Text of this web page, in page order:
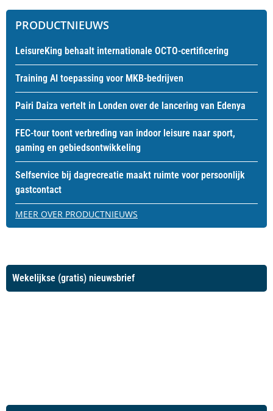
PRODUCTNIEUWS
LeisureKing behaalt internationale OCTO-certificering
Training AI toepassing voor MKB-bedrijven
Pairi Daiza vertelt in Londen over de lancering van Edenya
FEC-tour toont verbreding van indoor leisure naar sport,
gaming en gebiedsontwikkeling
Selfservice bij dagrecreatie maakt ruimte voor persoonlijk
gastcontact
MEER OVER PRODUCTNIEUWS
Wekelijkse (gratis) nieuwsbrief